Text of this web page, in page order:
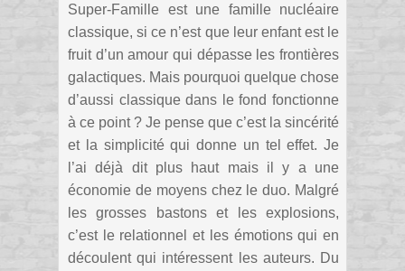
Super-Famille est une famille nucléaire
classique, si ce n’est que leur enfant est le
fruit d’un amour qui dépasse les frontières
galactiques. Mais pourquoi quelque chose
d’aussi classique dans le fond fonctionne
à ce point ? Je pense que c’est la sincérité
et la simplicité qui donne un tel effet. Je
l’ai déjà dit plus haut mais il y a une
économie de moyens chez le duo. Malgré
les grosses bastons et les explosions,
c’est le relationnel et les émotions qui en
découlent qui intéressent les auteurs. Du